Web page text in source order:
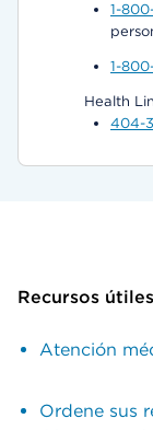
1-
1-800-
Health
404-
Recursos útiles
Atención
Ordene sus